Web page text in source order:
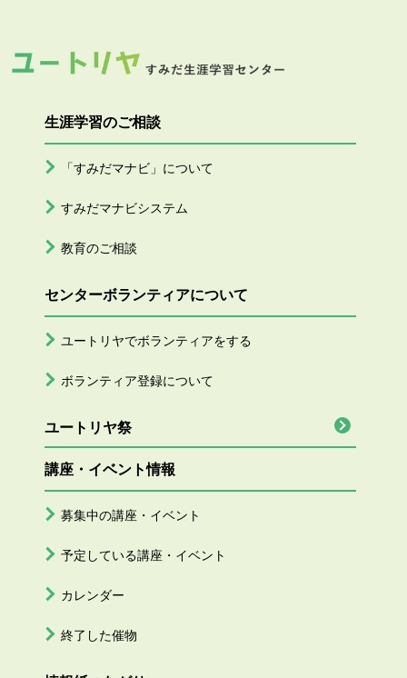
生涯学習のご相談
「すみだマナビ」について
すみだマナビシステム
教育のご相談
センターボランティアについて
ユートリヤでボランティアをする
ボランティア登録について
ユートリヤ祭
講座・イベント情報
募集中の講座・イベント
予定している講座・イベント
カレンダー
終了した催物